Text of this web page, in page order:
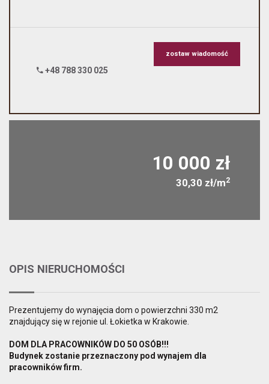
+48 788 330 025
zostaw wiadomość
10 000 zł
30,30 zł/m2
OPIS NIERUCHOMOŚCI
Prezentujemy do wynajęcia dom o powierzchni 330 m2
znajdujący się w rejonie ul. Łokietka w Krakowie.
DOM DLA PRACOWNIKÓW DO 50 OSÓB!!!
Budynek zostanie przeznaczony pod wynajem dla
pracowników firm.